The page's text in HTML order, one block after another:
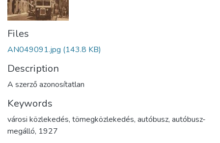
Files
AN049091.jpg (143.8 KB)
Description
A szerző azonosítatlan
Keywords
városi közlekedés, tömegközlekedés, autóbusz, autóbusz-
megálló, 1927